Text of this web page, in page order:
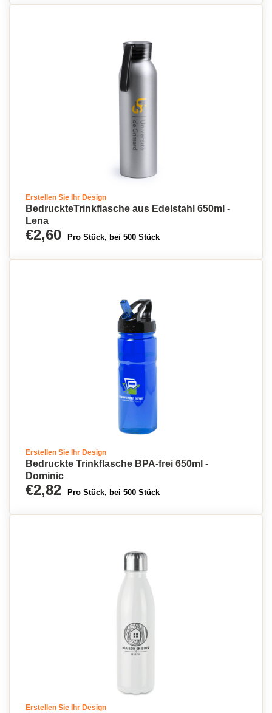
Erstellen Sie Ihr Design
BedruckteTrinkflasche aus Edelstahl 650ml -
Lena
€2,60 Pro Stück, bei 500 Stück
Erstellen Sie Ihr Design
Bedruckte Trinkflasche BPA-frei 650ml -
Dominic
€2,82 Pro Stück, bei 500 Stück
Erstellen Sie Ihr Design